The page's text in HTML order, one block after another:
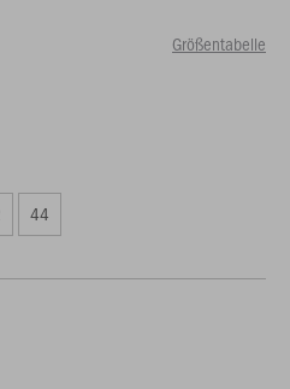
Größentabelle
44